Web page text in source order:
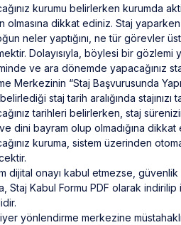
kurumu belirlerken kurumda
olmasına dikkat ediniz. Staj yaparken
neler yaptığını, ne tür görevler
Dolayısıyla, böylesi bir gözlemi
ve ara dönemde yapacağınız
Merkezinin “Staj Başvurusunda
staj tarih aralığında stajınızı
tarihleri belirlerken, staj
dini bayram olup olmadığına dikkat
kuruma, sistem üzerinden
dijital onayı kabul etmezse,
Staj Kabul Formu PDF olarak
yönlendirme merkezine